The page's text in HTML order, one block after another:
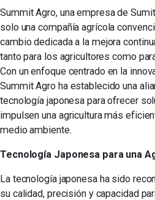
Summit Agro, una empresa de
solo una compañía agrícola
cambio dedicada a la mejora
tanto para los agricultores como
Con un enfoque centrado en la
Summit Agro ha establecido una
tecnología japonesa para ofrecer
impulsen una agricultura más
medio ambiente.
Tecnología Japonesa para una
La tecnología japonesa ha sido
su calidad, precisión y capacidad